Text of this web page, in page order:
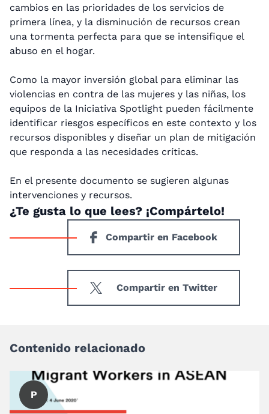
cambios en las prioridades de los servicios de
primera línea, y la disminución de recursos crean
una tormenta perfecta para que se intensifique el
abuso en el hogar.
Como la mayor inversión global para eliminar las
violencias en contra de las mujeres y las niñas, los
equipos de la Iniciativa Spotlight pueden fácilmente
identificar riesgos específicos en este contexto y los
recursos disponibles y diseñar un plan de mitigación
que responda a las necesidades críticas.
En el presente documento se sugieren algunas
intervenciones y recursos.
¿Te gusta lo que lees? ¡Compártelo!
Compartir en Facebook
Compartir en Twitter
Contenido relacionado
P